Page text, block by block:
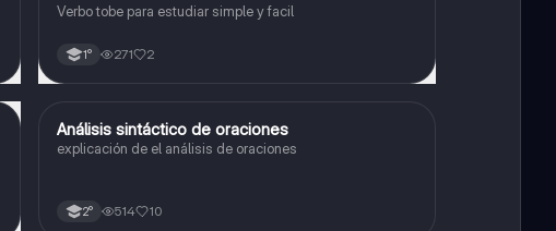
Verbo tobe para estudiar simple y facil
1° 271 2
Lengua
Análisis sintáctico de oraciones
explicación de el análisis de oraciones
2° 514 10